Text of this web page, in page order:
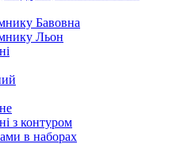
Бавовна
Льон
з контуром
в наборах